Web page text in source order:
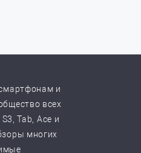
и
всех
Tab, Ace и
многих